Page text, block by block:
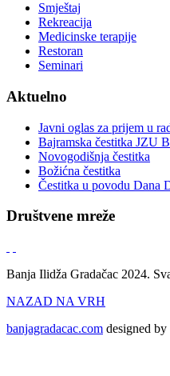
Smještaj
Rekreacija
Medicinske terapije
Restoran
Seminari
Aktuelno
Javni oglas za prijem u
Bajramska čestitka JZU
Novogodišnja čestitka
Božićna čestitka
Čestitka u povodu Dana
Društvene mreže
Banja Ilidža Gradačac 2024.
NAZAD NA VRH
banjagradacac.com designed by